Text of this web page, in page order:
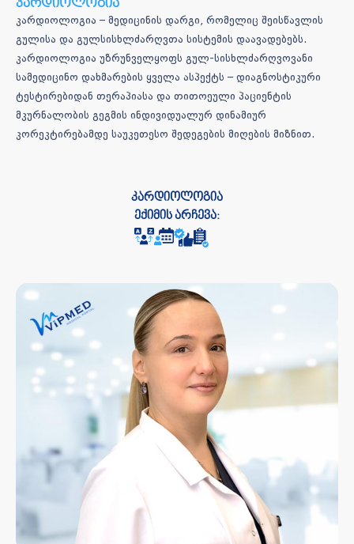
კარდიოლოგია
კარდიოლოგია – მედიცინის დარგი, რომელიც შეისწავლის
გულისა და გულსისხლძარღვთა სისტემის დაავადებებს.
კარდიოლოგია უზრუნველყოფს გულ-სისხლძარღვოვანი
სამედიცინო დახმარების ყველა ასპექტს – დიაგნოსტიკური
ტესტირებიდან თერაპიასა და თითოეული პაციენტის
მკურნალობის გეგმის ინდივიდუალურ დინამიურ
კორეკტირებამდე საუკეთესო შედეგების მიღების მიზნით.
კარდიოლოგია
ექიმის არჩევა: